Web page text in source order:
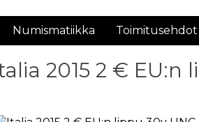
Numismatiikka
2015 2 € EU:n